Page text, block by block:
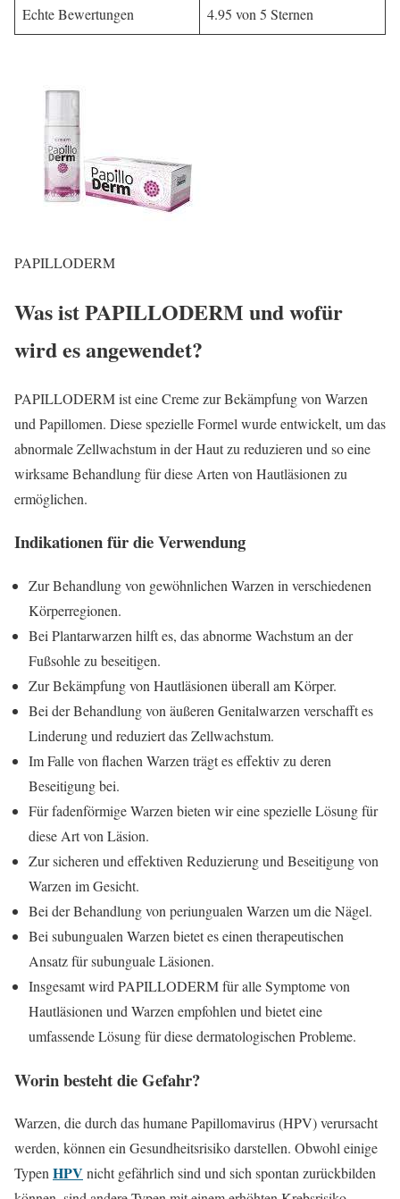
Echte Bewertungen 4.95 von 5 Sternen
PAPILLODERM
Was ist PAPILLODERM und wofür
wird es angewendet?
PAPILLODERM ist eine Creme zur Bekämpfung von Warzen
und Papillomen. Diese spezielle Formel wurde entwickelt, um das
abnormale Zellwachstum in der Haut zu reduzieren und so eine
wirksame Behandlung für diese Arten von Hautläsionen zu
ermöglichen.
Indikationen für die Verwendung
Zur Behandlung von gewöhnlichen Warzen in verschiedenen
Körperregionen.
Bei Plantarwarzen hilft es, das abnorme Wachstum an der
Fußsohle zu beseitigen.
Zur Bekämpfung von Hautläsionen überall am Körper.
Bei der Behandlung von äußeren Genitalwarzen verschafft es
Linderung und reduziert das Zellwachstum.
Im Falle von flachen Warzen trägt es effektiv zu deren
Beseitigung bei.
Für fadenförmige Warzen bieten wir eine spezielle Lösung für
diese Art von Läsion.
Zur sicheren und effektiven Reduzierung und Beseitigung von
Warzen im Gesicht.
Bei der Behandlung von periungualen Warzen um die Nägel.
Bei subungualen Warzen bietet es einen therapeutischen
Ansatz für subunguale Läsionen.
Insgesamt wird PAPILLODERM für alle Symptome von
Hautläsionen und Warzen empfohlen und bietet eine
umfassende Lösung für diese dermatologischen Probleme.
Worin besteht die Gefahr?
Warzen, die durch das humane Papillomavirus (HPV) verursacht
werden, können ein Gesundheitsrisiko darstellen. Obwohl einige
TypenHPVnicht gefährlich sind und sich spontan zurückbilden